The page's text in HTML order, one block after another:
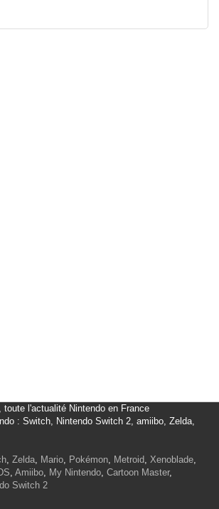
toute l'actualité Nintendo en France
: Switch, Nintendo Switch 2, amiibo, Zelda,
, Zelda, Mario, Pokémon, Metroid, Xenoblade,
, Amiibo, My Nintendo, Cartoon Master,
Switch 2